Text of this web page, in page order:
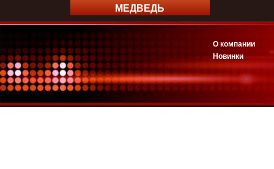
МЕДВЕДЬ
О компании
Новинки